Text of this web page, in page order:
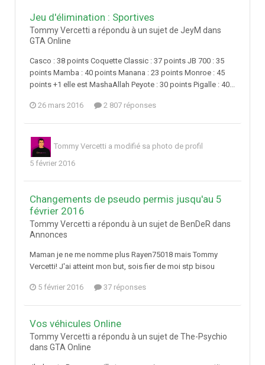
Jeu d'élimination : Sportives
Tommy Vercetti a répondu à un sujet de JeyM dans
GTA Online
Casco : 38 points Coquette Classic : 37 points JB 700 : 35
points Mamba : 40 points Manana : 23 points Monroe : 45
points +1 elle est MashaAllah Peyote : 30 points Pigalle : 40...
26 mars 2016 2 807 réponses
Tommy Vercetti a modifié sa photo de profil
5 février 2016
Changements de pseudo permis jusqu'au 5
février 2016
Tommy Vercetti a répondu à un sujet de BenDeR dans
Annonces
Maman je ne me nomme plus Rayen75018 mais Tommy
Vercetti! J'ai atteint mon but, sois fier de moi stp bisou
5 février 2016 37 réponses
Vos véhicules Online
Tommy Vercetti a répondu à un sujet de The-Psychio
dans GTA Online